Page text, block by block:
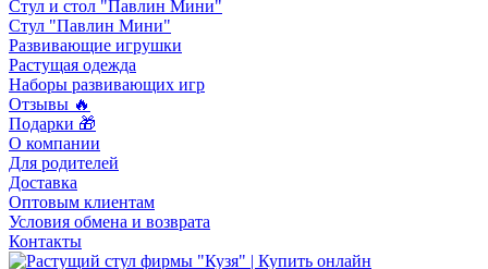
Стул и стол "Павлин Мини"
Стул "Павлин Мини"
Развивающие игрушки
Растущая одежда
Наборы развивающих игр
Отзывы 🔥
Подарки 🎁
О компании
Для родителей
Доставка
Оптовым клиентам
Условия обмена и возврата
Контакты